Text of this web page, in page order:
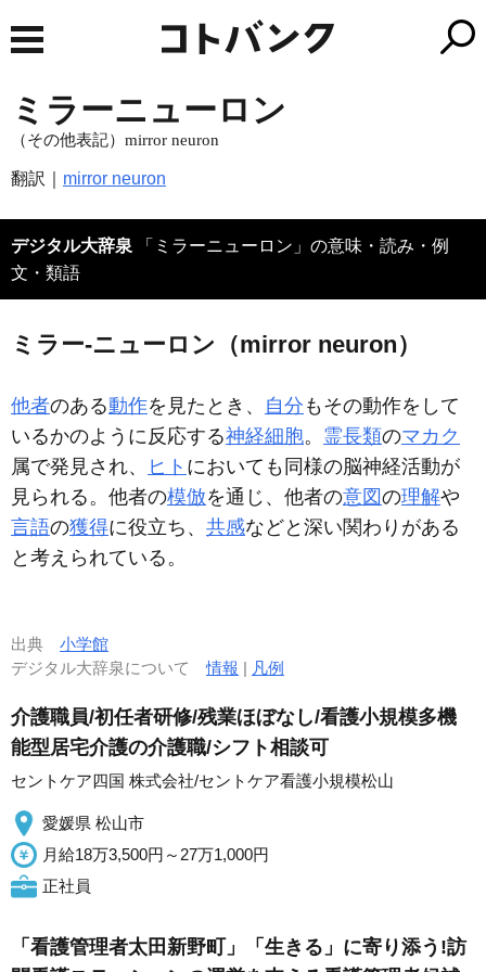
ミラーニューロン
（その他表記）mirror neuron
翻訳｜ mirror neuron
デジタル大辞泉 「ミラーニューロン」の意味・読み・例
文・類語
ミラー‐ニューロン（mirror neuron）
他者のある動作を見たとき、 自分 もその動作をして
いるかのように反応する神経細胞。 霊長類のマカク
属で発見され、
ヒト においても同様の脳神経活動が
見られる。他者の模倣を通じ、他者の意図の理解や
言語の獲得に役立ち、 共感などと深い関わりがある
と考えられている。
出典 小学館
デジタル大辞泉について情報 | 凡例
介護職員/初任者研修/残業ほぼなし/看護小規模多機
能型居宅介護の介護職/シフト相談可
セントケア四国 株式会社/セントケア看護小規模松山
愛媛県 松山市
月給18万3,500円～27万1,000円
正社員
「看護管理者太田新野町」「生きる」に寄り添う!訪